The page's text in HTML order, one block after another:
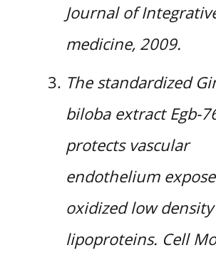
Journal of
medicine, 2009.
The standardized
biloba extract Egb-
protects vascular
endothelium
oxidized low density
lipoproteins. Cell